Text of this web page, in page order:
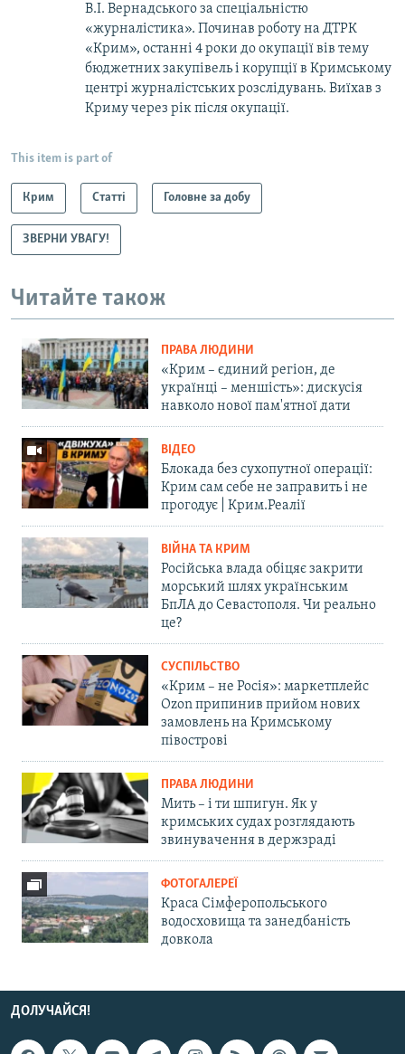
В.І. Вернадського за спеціальністю
«журналістика». Починав роботу на ДТРК
«Крим», останні 4 роки до окупації вів тему
бюджетних закупівель і корупції в Кримському
центрі журналістських розслідувань. Виїхав з
Криму через рік після окупації.
This item is part of
Крим Статті Головне за добу
ЗВЕРНИ УВАГУ!
Читайте також
ПРАВА ЛЮДИНИ
«Крим – єдиний регіон, де
українці – меншість»: дискусія
навколо нової пам'ятної дати
ВІДЕО
Блокада без сухопутної операції:
Крим сам себе не заправить і не
прогодує | Крим.Реалії
ВІЙНА ТА КРИМ
Російська влада обіцяє закрити
морський шлях українським
БпЛА до Севастополя. Чи реально
це?
СУСПІЛЬСТВО
«Крим – не Росія»: маркетплейс
Ozon припинив прийом нових
замовлень на Кримському
півострові
ПРАВА ЛЮДИНИ
Мить – і ти шпигун. Як у
кримських судах розглядають
звинувачення в держзраді
ФОТОГАЛЕРЕЇ
Краса Сімферопольського
водосховища та занедбаність
довкола
ДОЛУЧАЙСЯ!